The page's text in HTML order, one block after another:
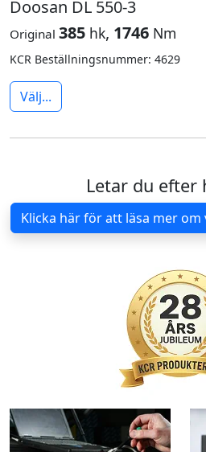
Doosan DL 550-3
Original 385 hk, 1746 Nm
KCR Beställningsnummer: 4629
Välj...
Letar du efter
Klicka här för att läsa mer